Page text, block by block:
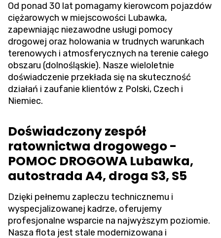
Od ponad 30 lat pomagamy kierowcom pojazdów
ciężarowych w miejscowości Lubawka,
zapewniając niezawodne usługi pomocy
drogowej oraz holowania w trudnych warunkach
terenowych i atmosferycznych na terenie całego
obszaru (dolnośląskie). Nasze wieloletnie
doświadczenie przekłada się na skuteczność
działań i zaufanie klientów z Polski, Czech i
Niemiec.
Doświadczony zespół
ratownictwa drogowego -
POMOC DROGOWA Lubawka,
autostrada A4, droga S3, S5
Dzięki pełnemu zapleczu technicznemu i
wyspecjalizowanej kadrze, oferujemy
profesjonalne wsparcie na najwyższym poziomie.
Nasza flota jest stale modernizowana i